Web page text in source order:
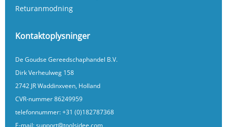
Returanmodning
Kontaktoplysninger
De Goudse Gereedschaphandel B.V.
Dirk Verheulweg 158
2742 JR Waddinxveen, Holland
CVR-nummer 86249959
telefonnummer:+31 (0)182787368
E-mail:support@toolsidee.com